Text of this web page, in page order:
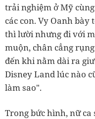
trải nghiệm ở Mỹ cùng
các con. Vy Oanh
thì lười nhưng đi với
muộn, chân cẳng
đến khi nằm dài ra
Disney Land lúc nào
làm sao".
Trong bức hình, nữ